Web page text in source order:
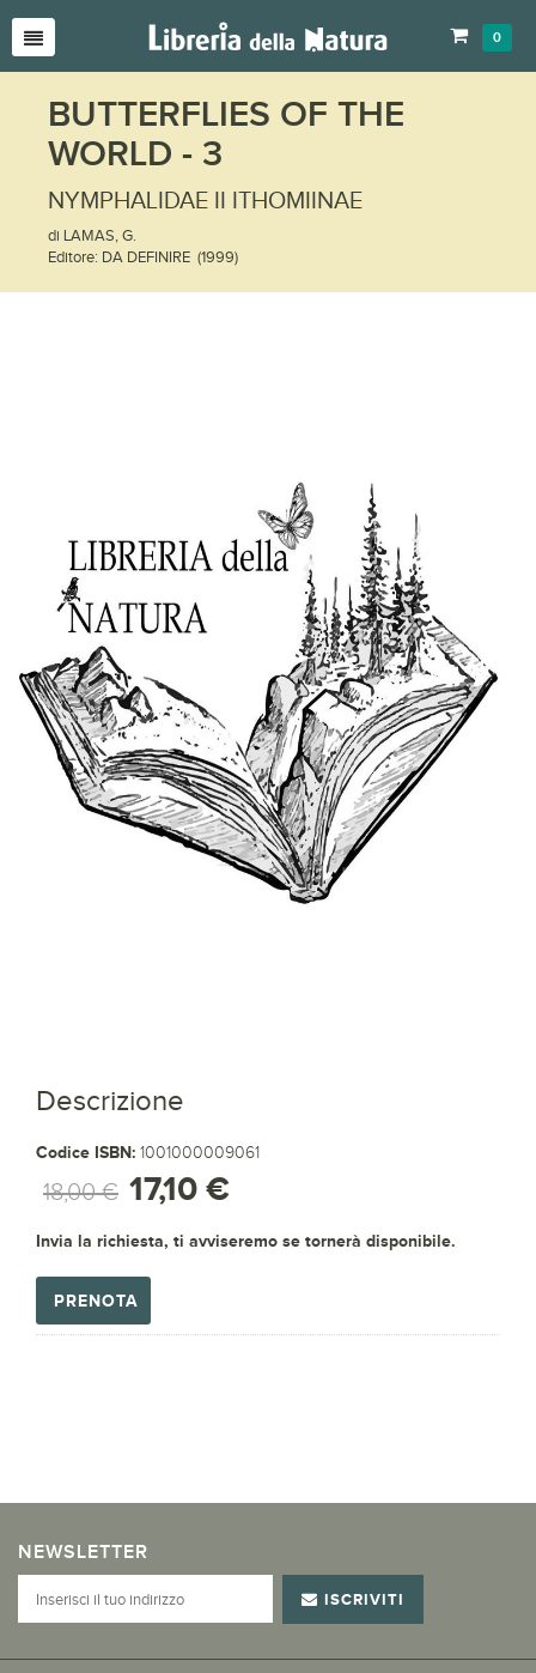
0
BUTTERFLIES OF THE
WORLD - 3
NYMPHALIDAE II ITHOMIINAE
di LAMAS, G.
Editore: DA DEFINIRE (1999)
Descrizione
Codice ISBN: 1001000009061
18,00 € 17,10 €
Invia la richiesta, ti avviseremo se tornerà disponibile.
PRENOTA
NEWSLETTER
ISCRIVITI